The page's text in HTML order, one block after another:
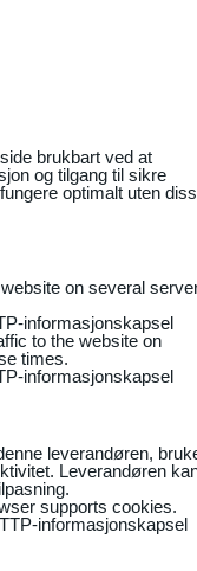
brukbart ved at
og tilgang til sikre
optimalt uten
on several
informasjonskapsel
to the website on
times.
informasjonskapsel
leverandøren,
Leverandøren
supports cookies.
informasjonskapsel